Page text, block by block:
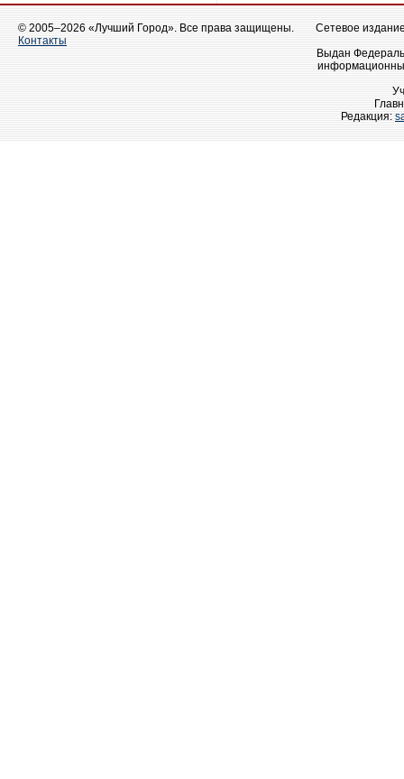
© 2005–2026 «Лучший Город». Все права защищены.
Контакты
Сетевое
Выдан
Редакция: